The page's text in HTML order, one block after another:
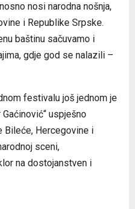
nosi narodna nošnja,
i Republike Srpske.
baštinu sačuvamo i
gdje god se nalazili –
festivalu još jednom je
uspješno
Bileće, Hercegovine i
sceni,
na dostojanstven i